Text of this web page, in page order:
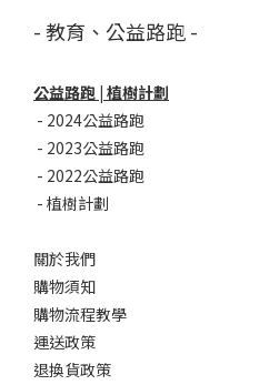
- 教育、公益路跑 -
公益路跑 | 植樹計劃
- 2024公益路跑
- 2023公益路跑
- 2022公益路跑
- 植樹計劃
關於我們
購物須知
購物流程教學
運送政策
退換貨政策